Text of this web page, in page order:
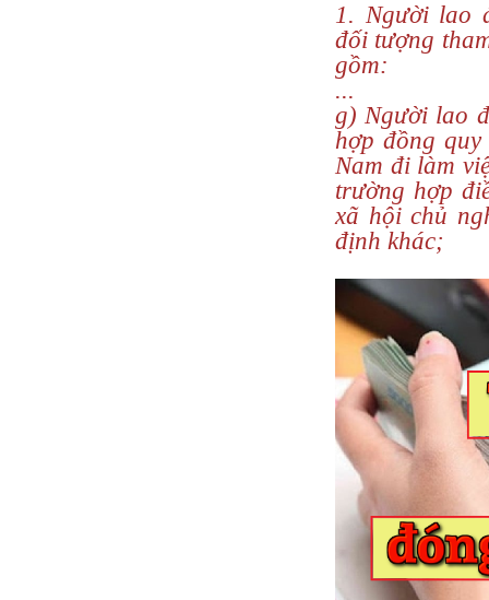
1. Người lao
đối tượng
gồm:
...
g) Người lao
hợp đồng
Nam đi làm
trường hợp
xã hội chủ
định khác;